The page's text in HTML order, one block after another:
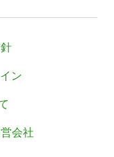
ン
会社